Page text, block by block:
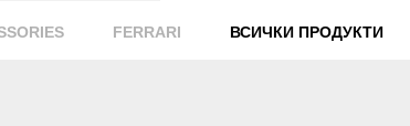
FERRARI ВСИЧКИ ПРОДУКТИ